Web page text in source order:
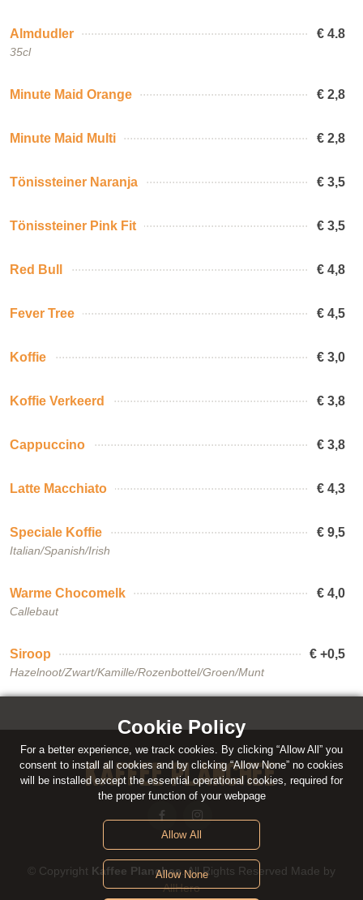
Almdudler € 4.8
35cl
Minute Maid Orange € 2,8
Minute Maid Multi € 2,8
Tönissteiner Naranja € 3,5
Tönissteiner Pink Fit € 3,5
Red Bull € 4,8
Fever Tree € 4,5
Koffie € 3,0
Koffie Verkeerd € 3,8
Cappuccino € 3,8
Latte Macchiato € 4,3
Speciale Koffie € 9,5
Italian/Spanish/Irish
Warme Chocomelk € 4,0
Callebaut
Siroop € +0,5
Hazelnoot/Zwart/Kamille/Rozenbottel/Groen/Munt
Kaffee Planchee
© Copyright Kaffee Planchee . All Rights Reserved Made by
AllHero
Cookie Policy
For a better experience, we track cookies. By clicking “Allow All” you
consent to install all cookies and by clicking “Allow None” no cookies
will be installed except the essential operational cookies, required for
the proper function of your webpage
Allow All
Allow None